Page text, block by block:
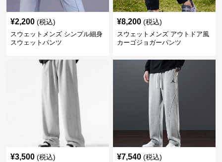
¥2,200 (税込)
スウェットメンズ シンプル細身
スウェットパンツ
¥8,200 (税込)
スウェットメンズ アウトドア風
カーゴジョガーパンツ
¥3,500 (税込) ¥7,540 (税込)